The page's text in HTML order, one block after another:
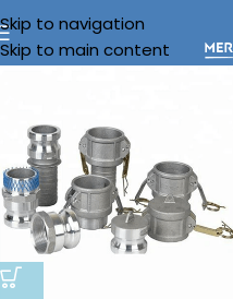
Skip to navigation
Skip to main content